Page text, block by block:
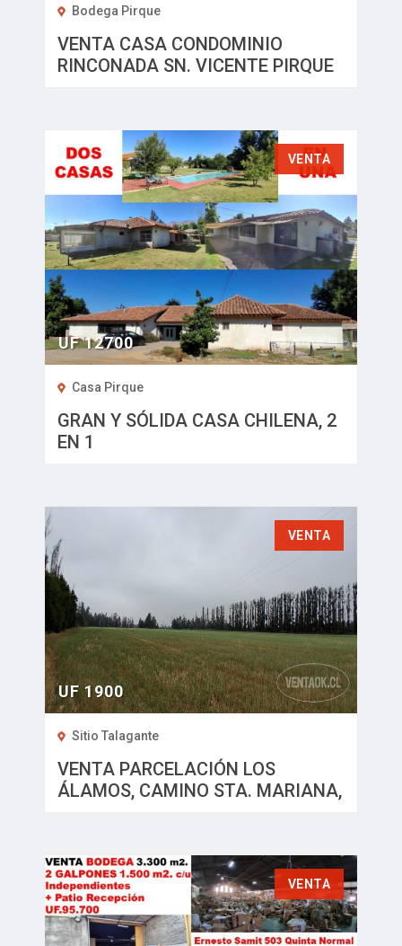
Bodega Pirque
VENTA CASA CONDOMINIO
RINCONADA SN. VICENTE PIRQUE
VENTA
UF 12700
Casa Pirque
GRAN Y SÓLIDA CASA CHILENA, 2
EN 1
VENTA
UF 1900
Sitio Talagante
VENTA PARCELACIÓN LOS
ÁLAMOS, CAMINO STA. MARIANA,
VENTA